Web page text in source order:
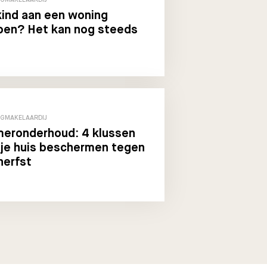
aan een woning
Het kan nog steeds
4 klussen
huis beschermen tegen